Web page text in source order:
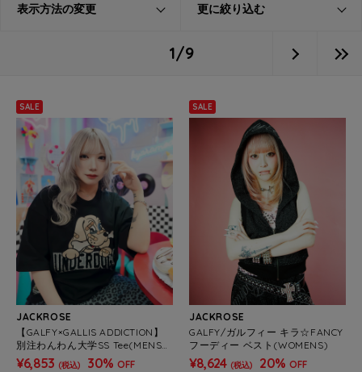
表示方法の変更 更に絞り込む
1/9
SALE
JACKROSE
【GALFY×GALLIS ADDICTION】
別注わんわん大学SS Tee(MENS/
WOMENS)
¥6,853 (税込) 30% OFF
SALE
JACKROSE
GALFY/ガルフィー キラ☆FANCY
フーディー ベスト(WOMENS)
¥8,624 (税込) 20% OFF